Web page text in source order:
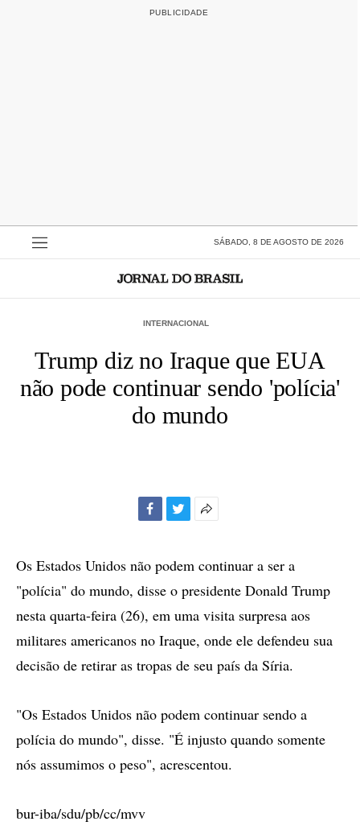
SÁBADO, 8 DE AGOSTO DE 2026
INTERNACIONAL
Trump diz no Iraque que EUA
não pode continuar sendo 'polícia'
do mundo
compartilhamento
Os Estados Unidos não podem continuar a ser a
"polícia" do mundo, disse o presidente Donald Trump
nesta quarta-feira (26), em uma visita surpresa aos
militares americanos no Iraque, onde ele defendeu sua
decisão de retirar as tropas de seu país da Síria.
"Os Estados Unidos não podem continuar sendo a
polícia do mundo", disse. "É injusto quando somente
nós assumimos o peso", acrescentou.
bur-iba/sdu/pb/cc/mvv